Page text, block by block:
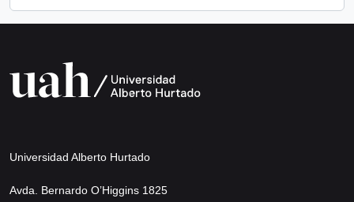
Universidad Alberto Hurtado
Avda. Bernardo O’Higgins 1825